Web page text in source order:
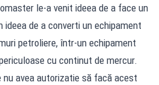
le-a venit ideea de a face un
de a converti un echipament
petroliere, într-un echipament
cu continut de mercur.
avea autorizatie să facă acest